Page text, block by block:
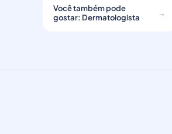
Você também pode
gostar: Dermatologista
→